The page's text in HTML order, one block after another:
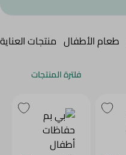
طعام الأطفال منتجات
فلترة المنتجات